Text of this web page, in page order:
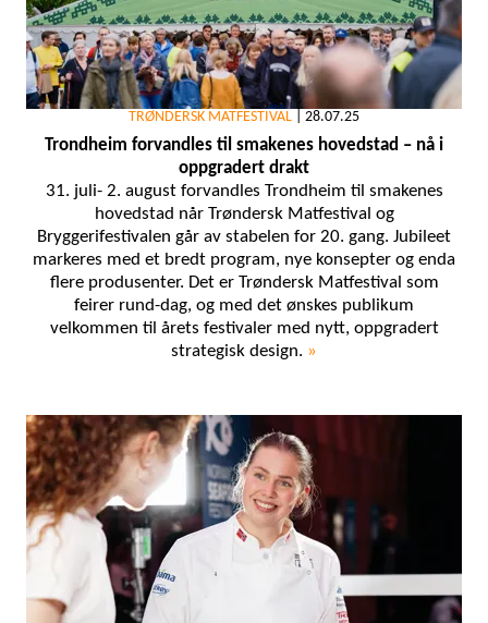
TRØNDERSK MATFESTIVAL 28.07.25
Trondheim forvandles til smakenes hovedstad – nå i
oppgradert drakt
31. juli- 2. august forvandles Trondheim til smakenes
hovedstad når Trøndersk Matfestival og
Bryggerifestivalen går av stabelen for 20. gang. Jubileet
markeres med et bredt program, nye konsepter og enda
flere produsenter. Det er Trøndersk Matfestival som
feirer rund-dag, og med det ønskes publikum
velkommen til årets festivaler med nytt, oppgradert
strategisk design. »